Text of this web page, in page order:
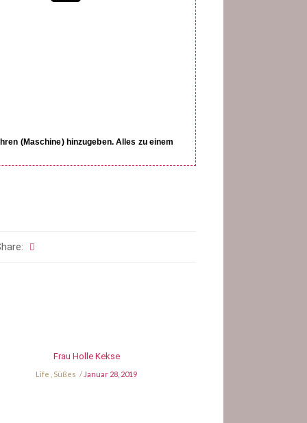
(Maschine) hinzugeben. Alles zu einem
Frau Holle Kekse
Life Süßes Januar 28, 2019